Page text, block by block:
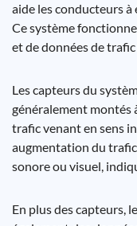
aide les conducteurs
Ce système
et de données de
Les capteurs du
généralement montés
trafic venant en sens
augmentation du
sonore ou visuel,
En plus des capteurs,